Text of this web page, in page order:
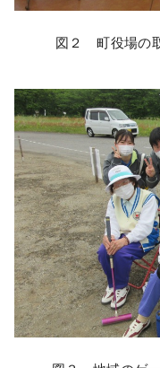
図２ 町役場の